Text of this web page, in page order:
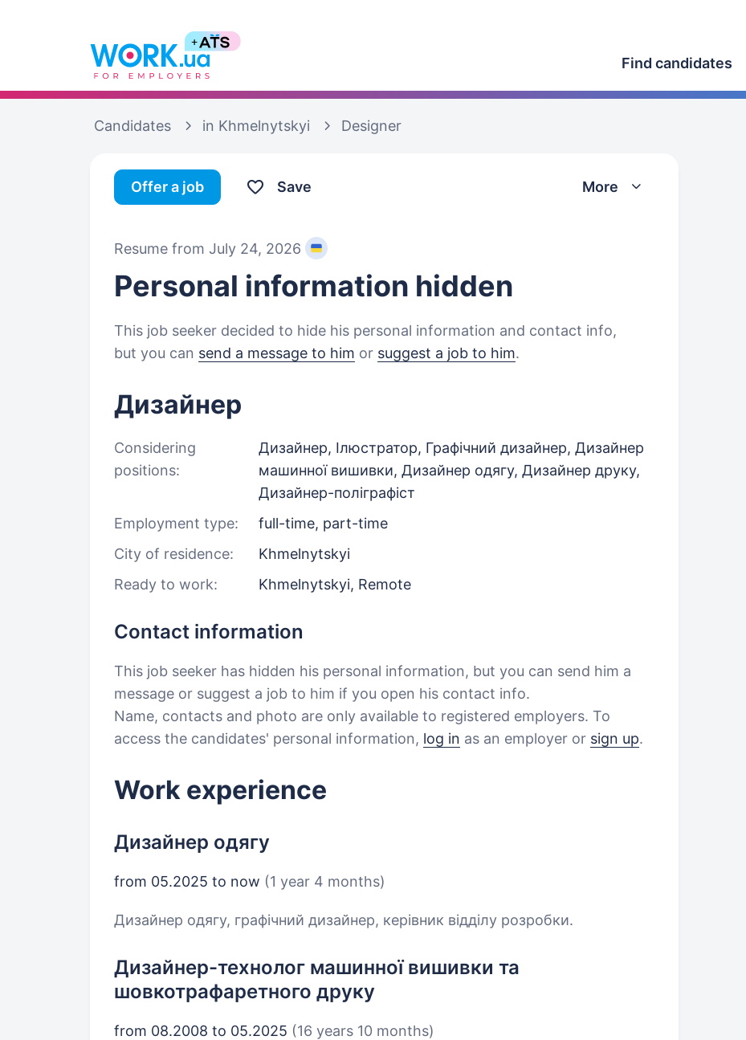
Find candidates
Candidates in Khmelnytskyi Designer
Offer a job Save More
Resume from July 24, 2026
Personal information hidden
This job seeker decided to hide his personal information and contact info,
but you can send a message to him or suggest a job to him.
Дизайнер
Considering
positions:
Дизайнер, Ілюстратор, Графічний дизайнер, Дизайнер
машинної вишивки, Дизайнер одягу, Дизайнер друку,
Дизайнер-поліграфіст
Employment type:
full-time, part-time
City of residence:
Khmelnytskyi
Ready to work:
Khmelnytskyi, Remote
Contact information
This job seeker has hidden his personal information, but you can send him a
message or suggest a job to him if you open his contact info.
Name, contacts and photo are only available to registered employers. To
access the candidates' personal information, log in as an employer or sign up.
Work experience
Дизайнер одягу
from 05.2025 to now (1 year 4 months)
Дизайнер одягу, графічний дизайнер, керівник відділу розробки.
Дизайнер-технолог машинної вишивки та
шовкотрафаретного друку
from 08.2008 to 05.2025 (16 years 10 months)